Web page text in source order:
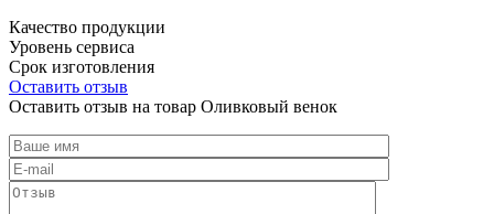
Качество продукции
Уровень сервиса
Срок изготовления
Оставить отзыв
Оставить отзыв на товар Оливковый венок